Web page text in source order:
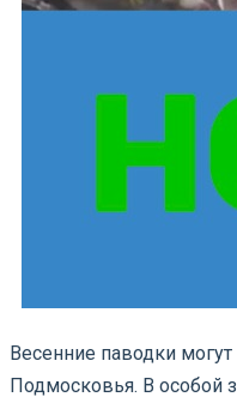
Весенние паводки могут
Подмосковья. В особой